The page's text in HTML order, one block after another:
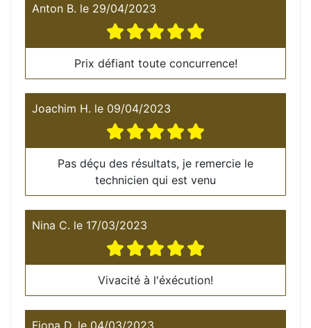
Anton B. le 29/04/2023
Prix défiant toute concurrence!
Joachim H. le 09/04/2023
Pas déçu des résultats, je remercie le
technicien qui est venu
Nina C. le 17/03/2023
Vivacité à l'éxécution!
Fiona D. le 04/03/2023